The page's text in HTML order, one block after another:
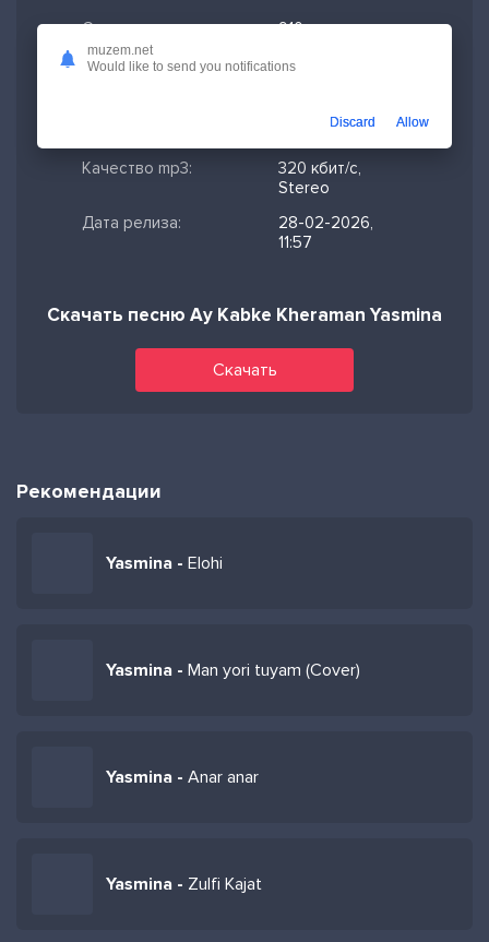
Скачано:
910
Формат:
MP3
9.09 МБ
Качество mp3:
320 кбит/с,
Stereo
Дата релиза:
28-02-2026,
11:57
Скачать песню Ay Kabke Kheraman Yasmina
Скачать
Рекомендации
Yasmina - Elohi
Yasmina - Man yori tuyam (Cover)
Yasmina - Anar anar
Yasmina - Zulfi Kajat
muzem.net
Would like to send you notifications
Discard Allow